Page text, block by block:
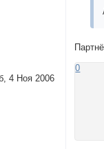
4 Ноя 2006
0